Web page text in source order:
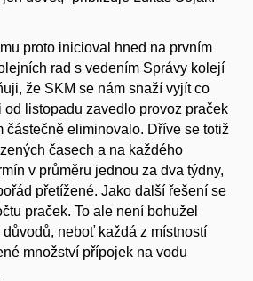
proto inicioval hned na prvním
rad s vedením Správy kolejí
že SKM se nám snaží vyjít co
od listopadu zavedlo provoz praček
částečně eliminovalo. Dříve se totiž
časech a na každého
v průměru jednou za dva týdny,
přetížené. Jako další řešení se
praček. To ale není bohužel
neboť každá z místností
množství přípojek na vodu